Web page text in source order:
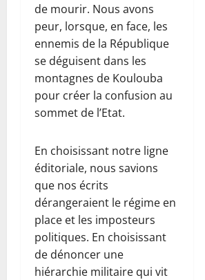
de mourir. Nous avons
peur, lorsque, en face, les
ennemis de la République
se déguisent dans les
montagnes de Koulouba
pour créer la confusion au
sommet de l’Etat.
En choisissant notre ligne
éditoriale, nous savions
que nos écrits
dérangeraient le régime en
place et les imposteurs
politiques. En choisissant
de dénoncer une
hiérarchie militaire qui vit